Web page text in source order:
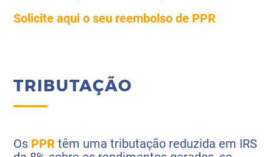
Solicite aqui o seu reembolso de PPR
TRIBUTAÇÃO
Os PPR têm uma tributação reduzida em IRS